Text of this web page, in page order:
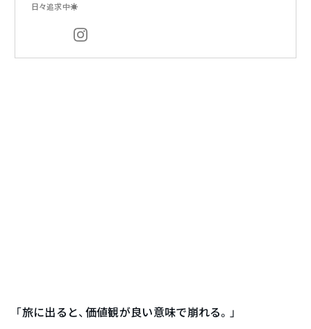
日々追求中☀️
「旅に出ると、価値観が良い意味で崩れる。」